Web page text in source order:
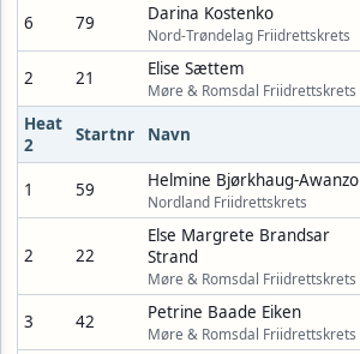
6 79 Darina Kostenko
Nord-Trøndelag Friidrettskrets
2 21 Elise Sættem
Møre & Romsdal Friidrettskrets
Heat
2
Startnr Navn
1 59 Helmine Bjørkhaug-Awanzo
Nordland Friidrettskrets
2 22
Else Margrete Brandsar
Strand
Møre & Romsdal Friidrettskrets
3 42 Petrine Baade Eiken
Møre & Romsdal Friidrettskrets